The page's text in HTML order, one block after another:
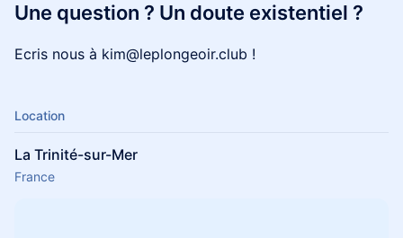
Une question ? Un doute existentiel ?
Ecris nous à kim@leplongeoir.club !
Location
La Trinité-sur-Mer
France